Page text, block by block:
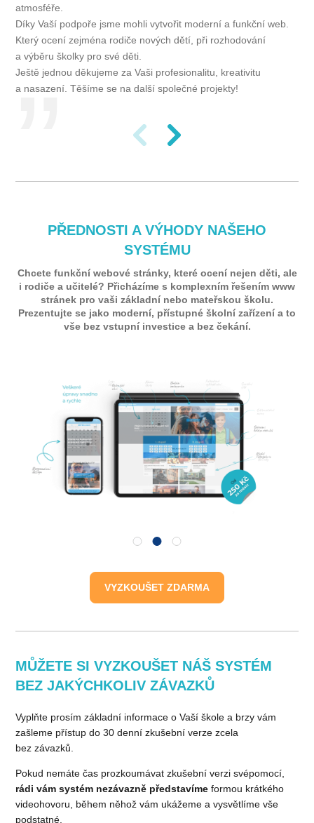
atmosféře.
Díky Vaší podpoře jsme mohli vytvořit moderní a funkční web.
Který ocení zejména rodiče nových dětí, při rozhodování
a výběru školky pro své děti.
Ještě jednou děkujeme za Vaši profesionalitu, kreativitu
a nasazení. Těšíme se na další společné projekty!
PŘEDNOSTI A VÝHODY NAŠEHO
SYSTÉMU
Chcete funkční webové stránky, které ocení nejen děti, ale
i rodiče a učitelé? Přicházíme s komplexním řešením www
stránek pro vaši základní nebo mateřskou školu.
Prezentujte se jako moderní, přístupné školní zařízení a to
vše bez vstupní investice a bez čekání.
VYZKOUŠET ZDARMA
MŮŽETE SI VYZKOUŠET NÁŠ SYSTÉM
BEZ JAKÝCHKOLIV ZÁVAZKŮ
Vyplňte prosím základní informace o Vaší škole a brzy vám
zašleme přístup do 30 denní zkušební verze zcela
bez závazků.
Pokud nemáte čas prozkoumávat zkušební verzi svépomocí,
rádi vám systém nezávazně představímeformou krátkého
videohovoru, během něhož vám ukážeme a vysvětlíme vše
podstatné.